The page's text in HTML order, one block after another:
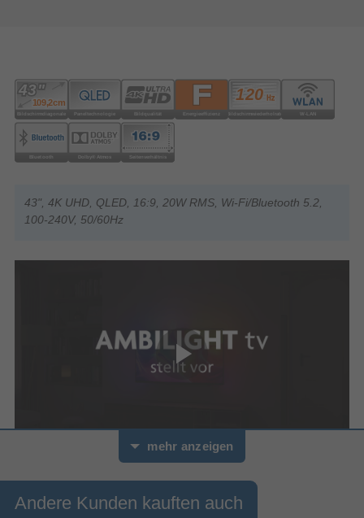
43", 4K UHD, QLED, 16:9, 20W RMS, Wi-Fi/Bluetooth 5.2,
100-240V, 50/60Hz
von
Sekunden
9000
Serie
mehr anzeigen
Andere Kunden kauften auch